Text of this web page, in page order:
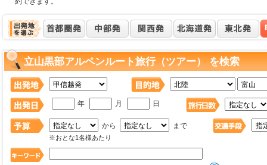
立山黒部アルペンルート旅行（ツアー） を検索
年 月 日
から まで
※おとな1名様あたり